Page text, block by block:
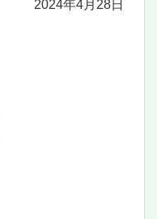
2024年4月28日